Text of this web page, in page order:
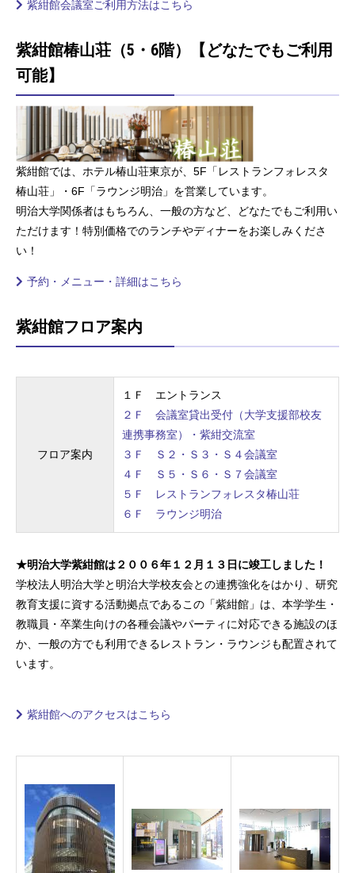
紫紺館会議室ご利用方法はこちら
紫紺館椿山荘（5・6階）【どなたでもご利用
可能】
紫紺館では、ホテル椿山荘東京が、5F「レストランフォレスタ
椿山荘」・6F「ラウンジ明治」を営業しています。
明治大学関係者はもちろん、一般の方など、どなたでもご利用い
ただけます！特別価格でのランチやディナーをお楽しみくださ
い！
予約・メニュー・詳細はこちら
紫紺館フロア案内
フロア案内
１Ｆ エントランス
２Ｆ 会議室貸出受付（大学支援部校友
連携事務室）・紫紺交流室
３Ｆ Ｓ２・Ｓ３・Ｓ４会議室
４Ｆ Ｓ５・Ｓ６・Ｓ７会議室
５Ｆ レストランフォレスタ椿山荘
６Ｆ ラウンジ明治
★明治大学紫紺館は２００６年１２月１３日に竣工しました！
学校法人明治大学と明治大学校友会との連携強化をはかり、研究
教育支援に資する活動拠点であるこの「紫紺館」は、 本学学生・
教職員・卒業生向けの各種会議やパーティに対応できる施設のほ
か、 一般の方でも利用できるレストラン・ラウンジも配置されて
います。
紫紺館へのアクセスはこちら